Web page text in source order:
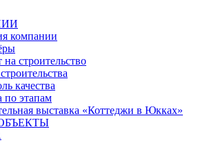
компании
на строительство
качества
по этапам
выставка «Коттеджи в Юкках»